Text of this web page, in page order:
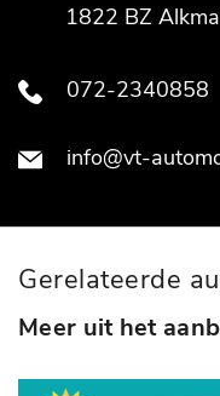
1822 BZ
072-2340858
info@vt-
Gerelateerde
Meer uit het